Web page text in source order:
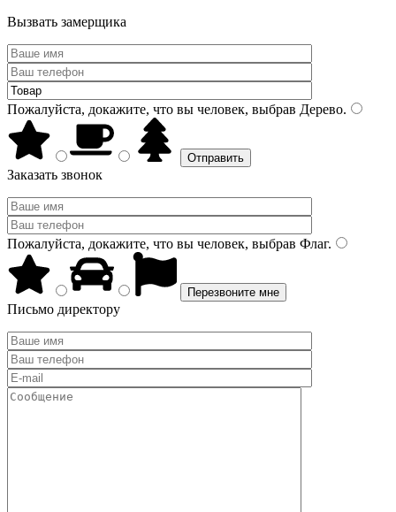
Вызвать замерщика
Пожалуйста, докажите, что вы человек, выбрав Дерево.
Заказать звонок
Пожалуйста, докажите, что вы человек, выбрав Флаг.
Письмо директору